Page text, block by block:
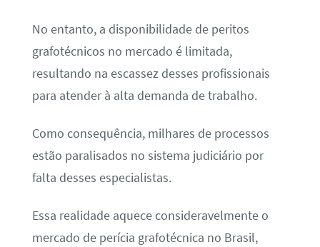
No entanto, a disponibilidade de peritos
grafotécnicos no mercado é limitada,
resultando na escassez desses profissionais
para atender à alta demanda de trabalho.
Como consequência, milhares de processos
estão paralisados no sistema judiciário por
falta desses especialistas.
Essa realidade aquece consideravelmente o
mercado de perícia grafotécnica no Brasil,